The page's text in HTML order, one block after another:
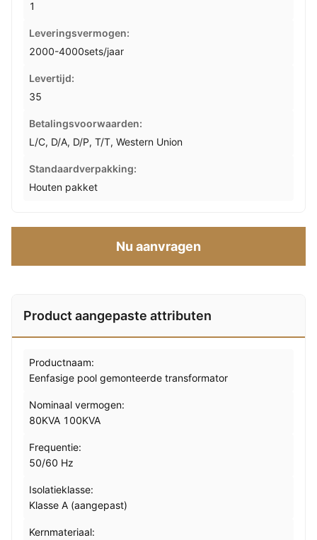
1
Leveringsvermogen:
2000-4000sets/jaar
Levertijd:
35
Betalingsvoorwaarden:
L/C, D/A, D/P, T/T, Western Union
Standaardverpakking:
Houten pakket
Nu aanvragen
Product aangepaste attributen
Productnaam:
Eenfasige pool gemonteerde transformator
Nominaal vermogen:
80KVA 100KVA
Frequentie:
50/60 Hz
Isolatieklasse:
Klasse A (aangepast)
Kernmateriaal: